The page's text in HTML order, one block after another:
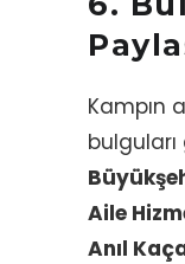
Kampın
Aile
Anıl